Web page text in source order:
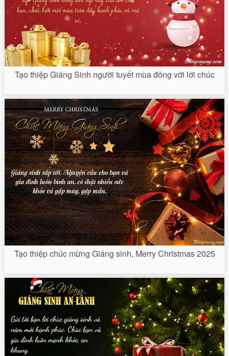
Tạo thiệp Giáng Sinh người tuyết mùa đông với lời chúc
Tạo thiệp chúc mừng Giáng sinh, Merry Christmas 2025